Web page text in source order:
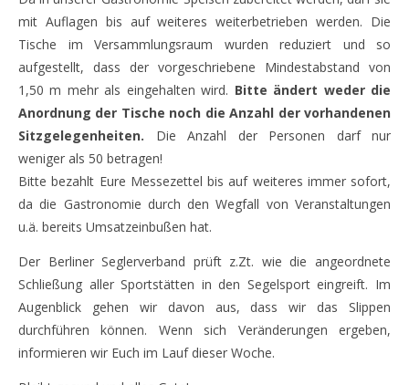
mit Auflagen bis auf weiteres weiterbetrieben werden. Die
Tische im Versammlungsraum wurden reduziert und so
aufgestellt, dass der vorgeschriebene Mindestabstand von
1,50 m mehr als eingehalten wird. Bitte ändert weder die
Anordnung der Tische noch die Anzahl der vorhandenen
Sitzgelegenheiten. Die Anzahl der Personen darf nur
weniger als 50 betragen!
Bitte bezahlt Eure Messezettel bis auf weiteres immer sofort,
da die Gastronomie durch den Wegfall von Veranstaltungen
u.ä. bereits Umsatzeinbußen hat.
Der Berliner Seglerverband prüft z.Zt. wie die angeordnete
Schließung aller Sportstätten in den Segelsport eingreift. Im
Augenblick gehen wir davon aus, dass wir das Slippen
durchführen können. Wenn sich Veränderungen ergeben,
informieren wir Euch im Lauf dieser Woche.